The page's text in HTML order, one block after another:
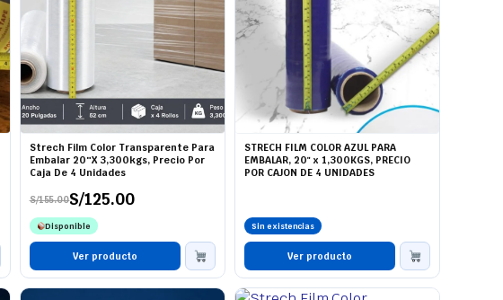
Strech Film Color Transparente Para
Embalar 20″X 3,300kgs, Precio Por
Caja De 4 Unidades
S/155.00
El
precio
original
era:
S/155.00.
S/125.00
El
precio
actual
es:
S/125.00.
Disponible
Ver producto
STRECH FILM COLOR AZUL PARA
EMBALAR, 20" x 1,300KGS, PRECIO
POR CAJON DE 4 UNIDADES
Sin existencias
Ver producto